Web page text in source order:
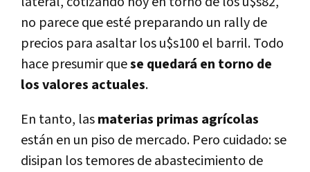
no parece que esté preparando un rally de
precios para asaltar los u$s100 el barril. Todo
hace presumir quese quedará en torno de
los valores actuales.
En tanto, lasmaterias primas agrícolas
están en un piso de mercado. Pero cuidado: se
disipan los temores de abastecimiento de